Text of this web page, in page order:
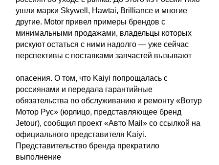
ушли марки Skywell, Hawtai, Brilliance и многие
другие. Motor привел примеры брендов с
минимальными продажами, владельцы которых
рискуют остаться с ними надолго — уже сейчас
перспективы с поставками запчастей вызывают
опасения. О том, что Kaiyi попрощалась с
россиянами и передала гарантийные
обязательства по обслуживанию и ремонту «Вотур
Мотор Рус» (юрлицо, представляющее бренд
Jetour), сообщил проект «Авто Mail» со ссылкой на
официального представителя Kaiyi.
Представительство бренда прекратило
выполнение